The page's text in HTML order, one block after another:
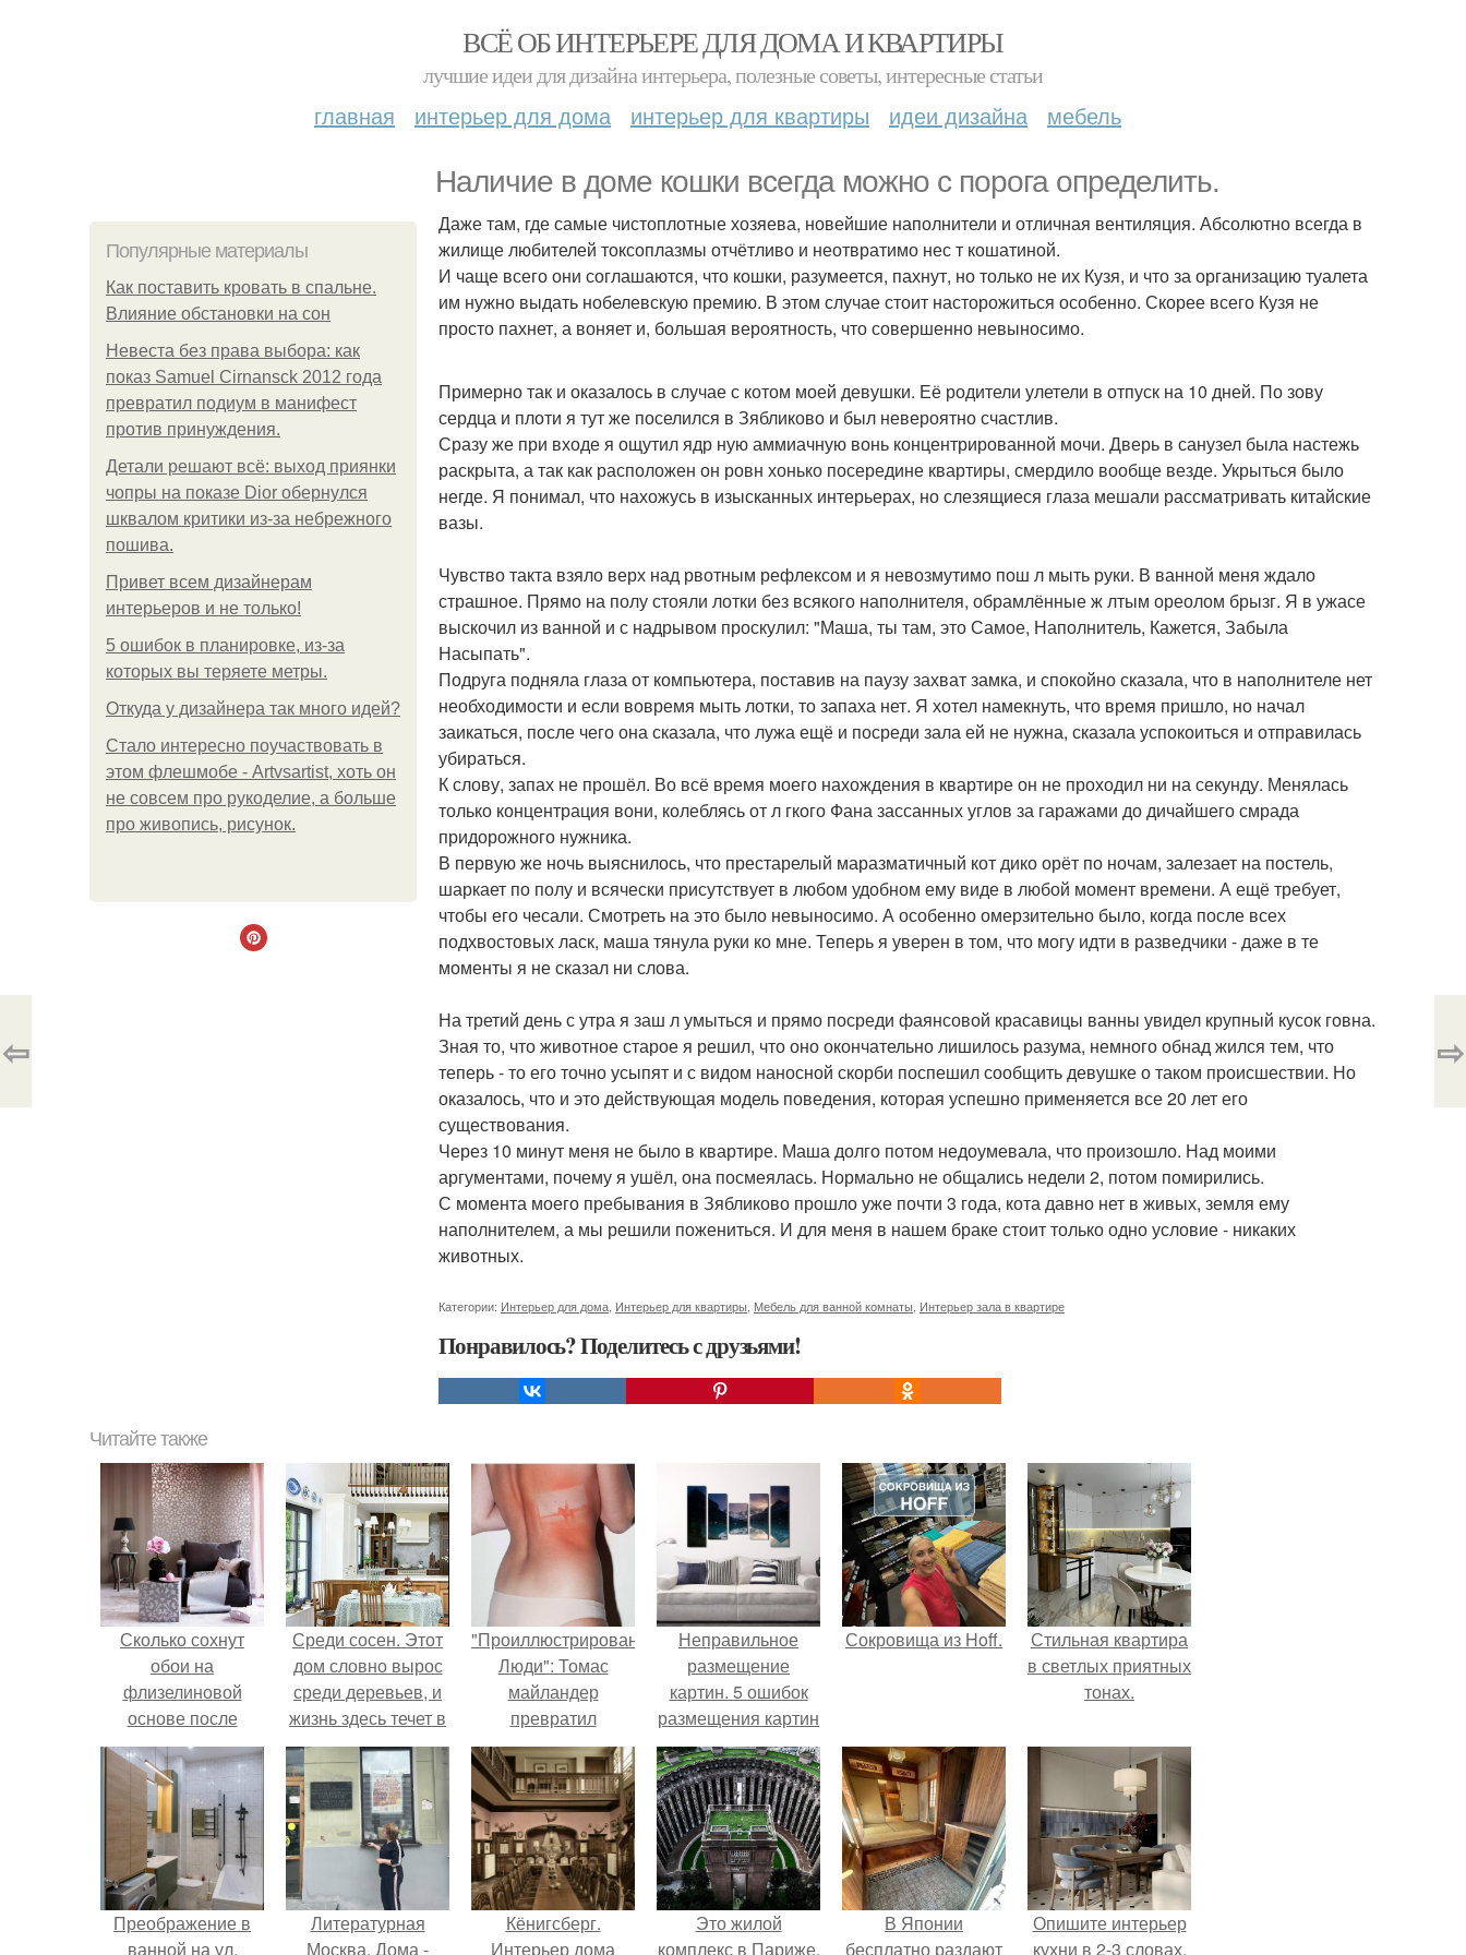
ВСЁ ОБ ИНТЕРЬЕРЕ ДЛЯ ДОМА И КВАРТИРЫ
лучшие идеи для дизайна интерьера, полезные советы, интересные статьи
главная интерьер для дома интерьер для квартиры идеи дизайна мебель
Наличие в доме кошки всегда можно с порога определить.
Популярные материалы
Как поставить кровать в спальне.
Влияние обстановки на сон
Невеста без права выбора: как
показ Samuel Cirnansck 2012 года
превратил подиум в манифест
против принуждения.
Детали решают всё: выход приянки
чопры на показе Dior обернулся
шквалом критики из-за небрежного
пошива.
Привет всем дизайнерам
интерьеров и не только!
5 ошибок в планировке, из-за
которых вы теряете метры.
Откуда у дизайнера так много идей?
Стало интересно поучаствовать в
этом флешмобе - Artvsartist, хоть он
не совсем про рукоделие, а больше
про живопись, рисунок.
Даже там, где самые чистоплотные хозяева, новейшие наполнители и отличная вентиляция. Абсолютно всегда в
жилище любителей токсоплазмы отчётливо и неотвратимо нес т кошатиной.
И чаще всего они соглашаются, что кошки, разумеется, пахнут, но только не их Кузя, и что за организацию туалета
им нужно выдать нобелевскую премию. В этом случае стоит насторожиться особенно. Скорее всего Кузя не
просто пахнет, а воняет и, большая вероятность, что совершенно невыносимо.
Примерно так и оказалось в случае с котом моей девушки. Её родители улетели в отпуск на 10 дней. По зову
сердца и плоти я тут же поселился в Зябликово и был невероятно счастлив.
Сразу же при входе я ощутил ядр ную аммиачную вонь концентрированной мочи. Дверь в санузел была настежь
раскрыта, а так как расположен он ровн хонько посередине квартиры, смердило вообще везде. Укрыться было
негде. Я понимал, что нахожусь в изысканных интерьерах, но слезящиеся глаза мешали рассматривать китайские
вазы.
Чувство такта взяло верх над рвотным рефлексом и я невозмутимо пош л мыть руки. В ванной меня ждало
страшное. Прямо на полу стояли лотки без всякого наполнителя, обрамлённые ж лтым ореолом брызг. Я в ужасе
выскочил из ванной и с надрывом проскулил: "Маша, ты там, это Самое, Наполнитель, Кажется, Забыла
Насыпать".
Подруга подняла глаза от компьютера, поставив на паузу захват замка, и спокойно сказала, что в наполнителе нет
необходимости и если вовремя мыть лотки, то запаха нет. Я хотел намекнуть, что время пришло, но начал
заикаться, после чего она сказала, что лужа ещё и посреди зала ей не нужна, сказала успокоиться и отправилась
убираться.
К слову, запах не прошёл. Во всё время моего нахождения в квартире он не проходил ни на секунду. Менялась
только концентрация вони, колеблясь от л гкого Фана зассанных углов за гаражами до дичайшего смрада
придорожного нужника.
В первую же ночь выяснилось, что престарелый маразматичный кот дико орёт по ночам, залезает на постель,
шаркает по полу и всячески присутствует в любом удобном ему виде в любой момент времени. А ещё требует,
чтобы его чесали. Смотреть на это было невыносимо. А особенно омерзительно было, когда после всех
подхвостовых ласк, маша тянула руки ко мне. Теперь я уверен в том, что могу идти в разведчики - даже в те
моменты я не сказал ни слова.
На третий день с утра я заш л умыться и прямо посреди фаянсовой красавицы ванны увидел крупный кусок говна.
Зная то, что животное старое я решил, что оно окончательно лишилось разума, немного обнад жился тем, что
теперь - то его точно усыпят и с видом наносной скорби поспешил сообщить девушке о таком происшествии. Но
оказалось, что и это действующая модель поведения, которая успешно применяется все 20 лет его
существования.
Через 10 минут меня не было в квартире. Маша долго потом недоумевала, что произошло. Над моими
аргументами, почему я ушёл, она посмеялась. Нормально не общались недели 2, потом помирились.
С момента моего пребывания в Зябликово прошло уже почти 3 года, кота давно нет в живых, земля ему
наполнителем, а мы решили пожениться. И для меня в нашем браке стоит только одно условие - никаких
животных.
Категории: Интерьер для дома Интерьер для квартиры Мебель для ванной комнаты Интерьер зала в квартире
Понравилось? Поделитесь с друзьями!
⇦ ⇨
Читайте также
Сколько сохнут
обои на
флизелиновой
основе после
поклейки. Когда
высохнет клей?
Среди сосен. Этот
дом словно вырос
среди деревьев, и
жизнь здесь течет в
собственном ритме
- спокойно, без
спешки и лишнего
шума.
"Проиллюстрированные
Люди": Томас
майландер
превратил
солнечные ожоги в
арт - объект.
Неправильное
размещение
картин. 5 ошибок
размещения картин
на стенах
Сокровища из Hoff.
Стильная квартира
в светлых приятных
тонах.
Преображение в
ванной на ул.
Литературная
Москва. Дома -
Кёнигсберг.
Интерьер дома
Это жилой
комплекс в Париже,
В Японии
бесплатно раздают
Опишите интерьер
кухни в 2-3 словах.